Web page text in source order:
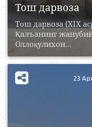
Тош дарвоза
Тош дарвоза (XIX
Қалъанинг
Оллоқулихон...
23